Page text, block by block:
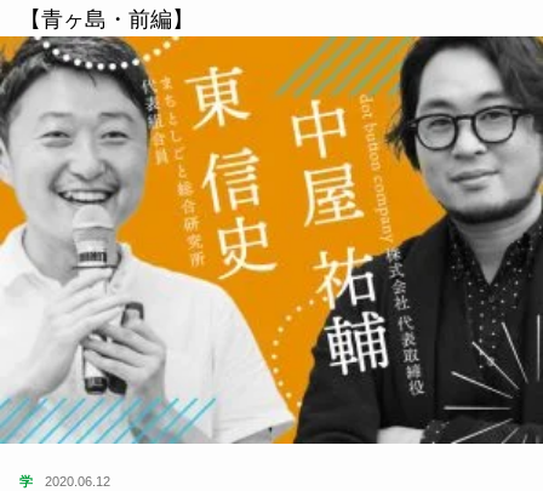
【青ヶ島・前編】
学 2020.06.12